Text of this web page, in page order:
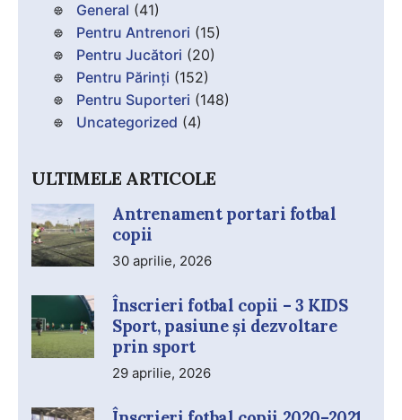
General (41)
Pentru Antrenori (15)
Pentru Jucători (20)
Pentru Părinți (152)
Pentru Suporteri (148)
Uncategorized (4)
ULTIMELE ARTICOLE
Antrenament portari fotbal
copii
30 aprilie, 2026
Înscrieri fotbal copii – 3 KIDS
Sport, pasiune și dezvoltare
prin sport
29 aprilie, 2026